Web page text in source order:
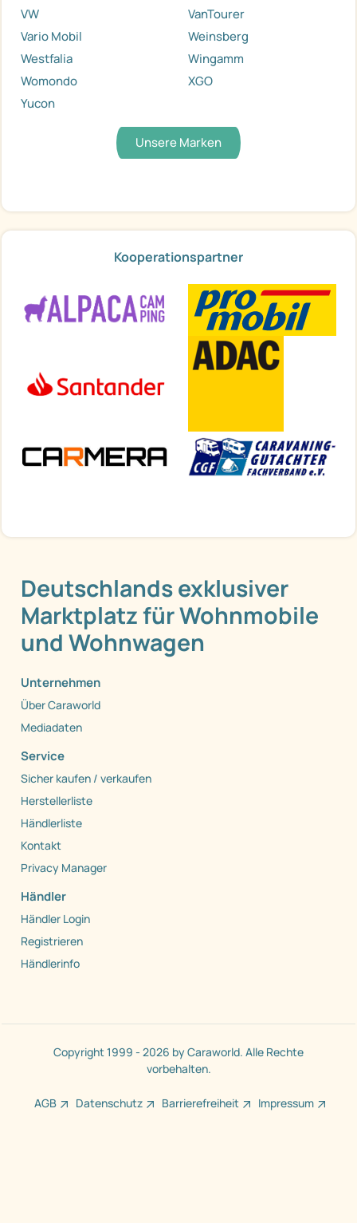
VW
VanTourer
Vario Mobil
Weinsberg
Westfalia
Wingamm
Womondo
XGO
Yucon
Unsere Marken
Kooperationspartner
Deutschlands exklusiver
Marktplatz für Wohnmobile
und Wohnwagen
Unternehmen
Über Caraworld
Mediadaten
Service
Sicher kaufen / verkaufen
Herstellerliste
Händlerliste
Kontakt
Privacy Manager
Händler
Händler Login
Registrieren
Händlerinfo
Copyright 1999 - 2026 by Caraworld. Alle Rechte
vorbehalten.
AGB Datenschutz Barrierefreiheit Impressum